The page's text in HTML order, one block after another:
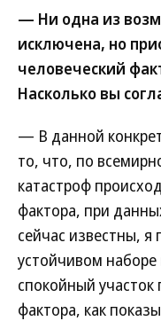
— Ни одна из
исключена, но
человеческий
Насколько вы
— В данной
то, что, по
катастроф
фактора, при
сейчас известны,
устойчивом
спокойный участок
фактора, как